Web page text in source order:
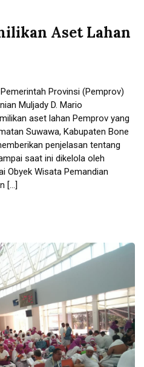
Aset Lahan
Pemerintah Provinsi (Pemprov)
Muljady D. Mario
aset lahan Pemprov yang
Suwawa, Kabupaten Bone
penjelasan tentang
saat ini dikelola oleh
Obyek Wisata Pemandian
[…]